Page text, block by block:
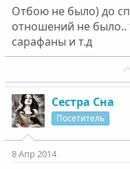
Отбою не было) до
отношений не было..
сарафаны и т.д
Сестра Сна
Посетитель
8 Апр 2014